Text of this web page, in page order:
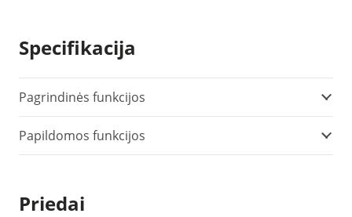
Specifikacija
Pagrindinės funkcijos
Papildomos funkcijos
Priedai